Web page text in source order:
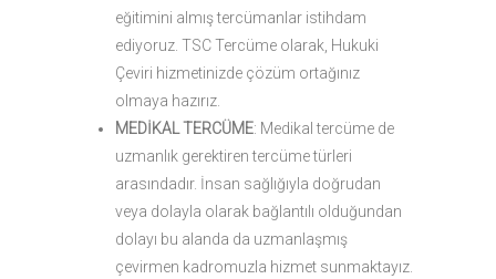
eğitimini almış tercümanlar istihdam
ediyoruz. TSC Tercüme olarak, Hukuki
Çeviri hizmetinizde çözüm ortağınız
olmaya hazırız.
MEDİKAL TERCÜME: Medikal tercüme de
uzmanlık gerektiren tercüme türleri
arasındadır. İnsan sağlığıyla doğrudan
veya dolayla olarak bağlantılı olduğundan
dolayı bu alanda da uzmanlaşmış
çevirmen kadromuzla hizmet sunmaktayız.